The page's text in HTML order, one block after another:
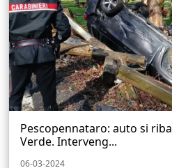
Pescopennataro: auto si
Verde. Interveng...
06-03-2024